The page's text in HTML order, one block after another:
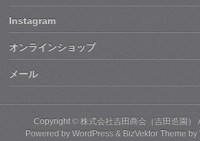
Instagram
オンラインショップ
メール
Copyright © 株式会社吉田商会（吉田造園）
Powered byWordPress & BizVektor Theme by